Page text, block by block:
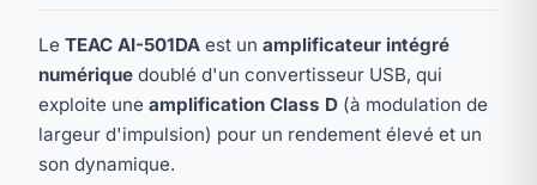
Le TEAC AI-501DA est un amplificateur intégré
numérique doublé d'un convertisseur USB, qui
exploite une amplification Class D (à modulation de
largeur d'impulsion) pour un rendement élevé et un
son dynamique.